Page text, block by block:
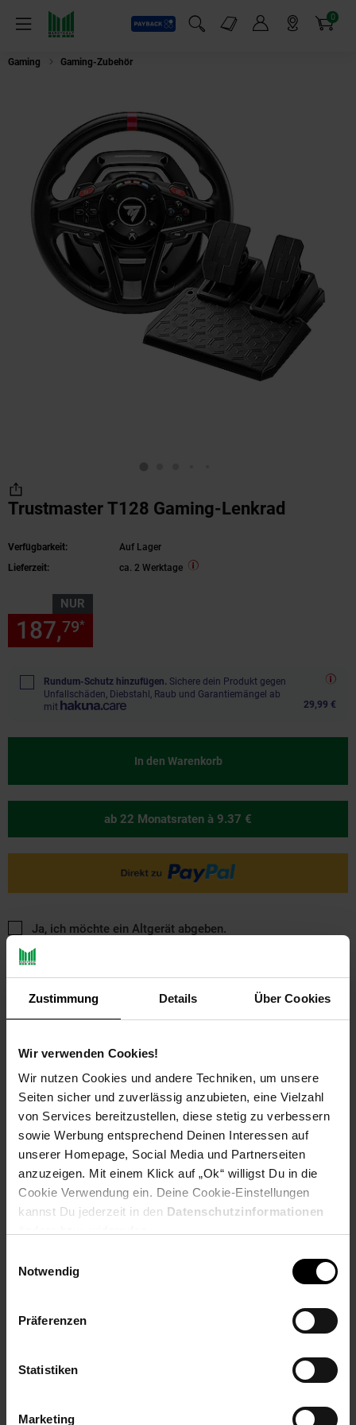
Zustimmung Details Über Cookies
Wir verwenden Cookies!
Wir nutzen Cookies und andere Techniken, um unsere
Seiten sicher und zuverlässig anzubieten, eine Vielzahl
von Services bereitzustellen, diese stetig zu verbessern
sowie Werbung entsprechend Deinen Interessen auf
unserer Homepage, Social Media und Partnerseiten
anzuzeigen. Mit einem Klick auf „Ok“ willigst Du in die
Cookie Verwendung ein. Deine Cookie-Einstellungen
kannst Du jederzeit in den Datenschutzinformationen
Notwendig
Präferenzen
Statistiken
Marketing
Menü
Payback
Suchfeld einblenden
Markt-Angebote 0
Artikel
Gaming Gaming-Zubehör
Trustmaster T128 Gaming-Lenkrad
Verfügbarkeit:
Auf Lager
Lieferzeit:
ca. 2 Werktage
NUR
187,79*
Rundum-Schutz hinzufügen. Sichere dein Produkt gegen
Unfallschäden, Diebstahl, Raub und Garantiemängel ab
mit
29,99 €
In den Warenkorb
ab 22 Monatsraten à 9.37 €
Ja, ich möchte ein Altgerät abgeben.
PAYBACK
Payback Punkte Basis°Punkte:
Produktbeschreibung
einen Riemen- und Zahnrad-Mechanismus kombiniert, um ein
immersives und facettenreiches Force Feedback zu bieten. Es
dafür, dass Sie die vom Force-Feedback-System übertragenen
Empfindungen wirklich spüren, damit Sie ein authentisches
Eine 4-farbige LED-Leiste zeigt Ihnen die Motordrehzahl an und
Artikelnummer: 3094787000